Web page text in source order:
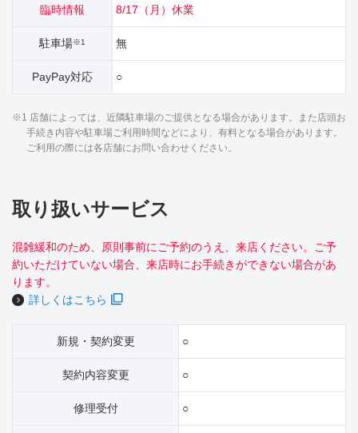
臨時情報 8/17（月）休業
駐車場※1 無
PayPay対応 ○
※1 店舗によっては、近隣駐車場のご提供となる場合があります。また店頭お
手続き内容や駐車場ご利用時間などにより、有料となる場合があります。
ご利用の際には各店舗にお問い合わせください。
取り扱いサービス
混雑緩和のため、原則事前にご予約のうえ、来店ください。ご予
約いただけていない場合、来店時にお手続きができない場合があ
ります。
詳しくはこちら
新規・契約変更 ○
契約内容変更 ○
修理受付 ○